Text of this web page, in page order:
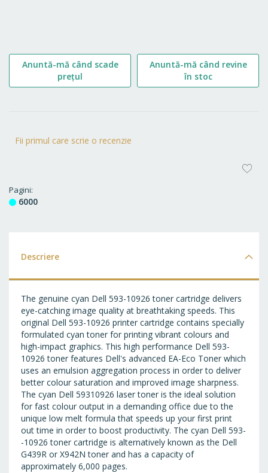
Fii primul care scrie o recenzie
Pagini
6000
Anuntă-mă când scade
prețul
Anuntă-mă când revine
în stoc
Descriere
The genuine cyan Dell 593-10926 toner cartridge delivers
eye-catching image quality at breathtaking speeds. This
original Dell 593-10926 printer cartridge contains specially
formulated cyan toner for printing vibrant colours and
high-impact graphics. This high performance Dell 593-
10926 toner features Dell's advanced EA-Eco Toner which
uses an emulsion aggregation process in order to deliver
better colour saturation and improved image sharpness.
The cyan Dell 59310926 laser toner is the ideal solution
for fast colour output in a demanding office due to the
unique low melt formula that speeds up your first print
out time in order to boost productivity. The cyan Dell 593-
-10926 toner cartridge is alternatively known as the Dell
G439R or X942N toner and has a capacity of
approximately 6,000 pages.